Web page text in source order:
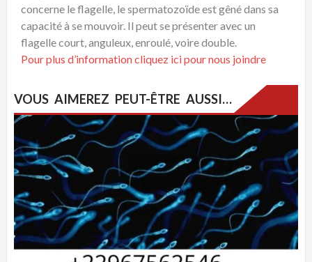
concerne le flagelle, le spermatozoïde est gêné dans sa
capacité à se mouvoir. Il peut se présenter avec un
flagelle court, anguleux, enroulé, voire double.
Pour plus d’information cliquez ici pour nous joindre
VOUS AIMEREZ PEUT-ÊTRE AUSSI…